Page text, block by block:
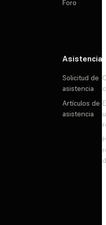
Foro
Asistencia
Solicitud de
asistencia
Artículos de
asistencia